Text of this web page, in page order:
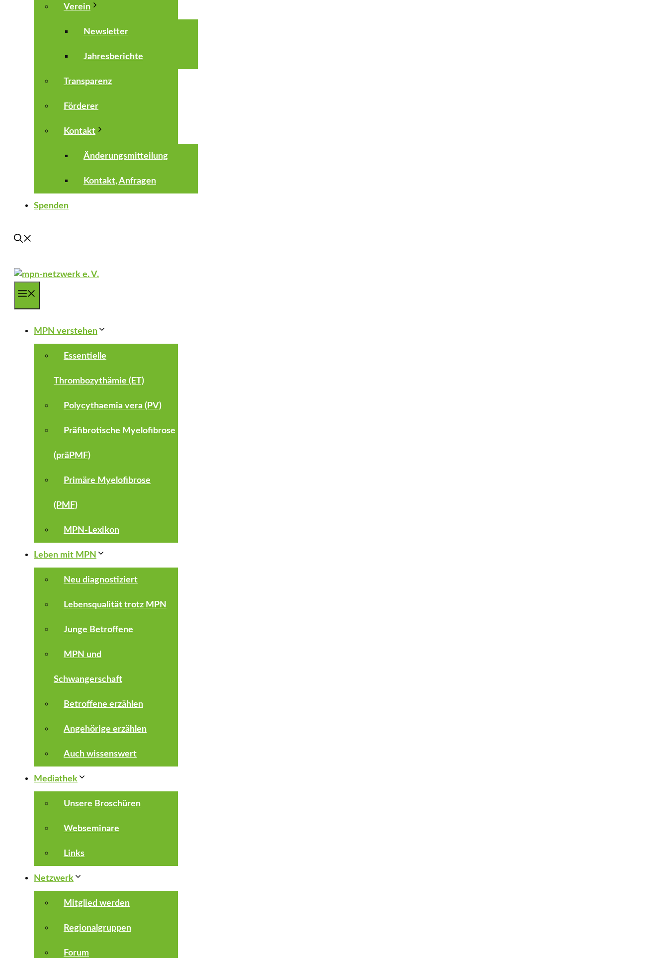
Verein
Newsletter
Jahresberichte
Transparenz
Förderer
Kontakt
Änderungsmitteilung
Kontakt, Anfragen
Spenden
MPN verstehen
Essentielle
Thrombozythämie (ET)
Polycythaemia vera (PV)
Präfibrotische Myelofibrose
(präPMF)
Primäre Myelofibrose
(PMF)
MPN-Lexikon
Leben mit MPN
Neu diagnostiziert
Lebensqualität trotz MPN
Junge Betroffene
MPN und
Schwangerschaft
Betroffene erzählen
Angehörige erzählen
Auch wissenswert
Mediathek
Unsere Broschüren
Webseminare
Links
Netzwerk
Mitglied werden
Regionalgruppen
Forum